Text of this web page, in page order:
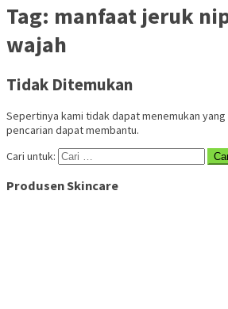
Tag: manfaat jeruk
wajah
Tidak Ditemukan
Sepertinya kami tidak dapat menemukan yang
pencarian dapat membantu.
Cari untuk:
Produsen Skincare